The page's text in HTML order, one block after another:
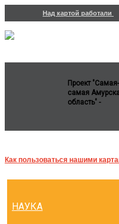
Над картой работали
Проект "Самая-
самая
область" -
Как пользоваться нашими
НАУКА